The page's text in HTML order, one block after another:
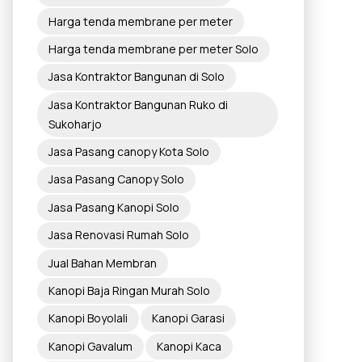
Harga tenda membrane per meter
Harga tenda membrane per meter Solo
Jasa Kontraktor Bangunan di Solo
Jasa Kontraktor Bangunan Ruko di
Sukoharjo
Jasa Pasang canopy Kota Solo
Jasa Pasang Canopy Solo
Jasa Pasang Kanopi Solo
Jasa Renovasi Rumah Solo
Jual Bahan Membran
Kanopi Baja Ringan Murah Solo
Kanopi Boyolali
Kanopi Garasi
Kanopi Gavalum
Kanopi Kaca